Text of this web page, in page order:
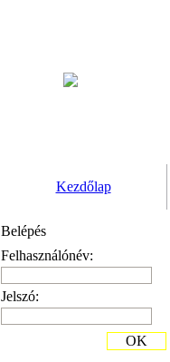
Kezdőlap
Belépés
Felhasználónév:
Jelszó:
OK